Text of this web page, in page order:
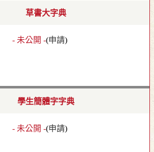
草書大字典
- 未公開 -(申請)
學生簡體字字典
- 未公開 -(申請)